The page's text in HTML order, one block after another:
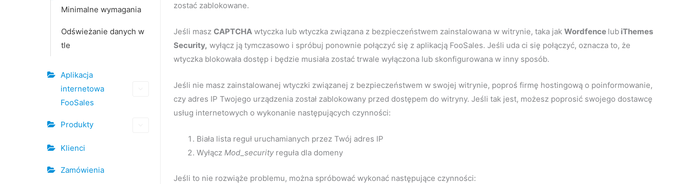
Minimalne wymagania
Odświeżanie danych w
tle
Aplikacja
internetowa
FooSales
Produkty
Klienci
Zamówienia
zostać zablokowane.
Jeśli masz CAPTCHA wtyczka lub wtyczka związana z bezpieczeństwem zainstalowana w witrynie, taka jak Wordfence lub iThemes
Security, wyłącz ją tymczasowo i spróbuj ponownie połączyć się z aplikacją FooSales. Jeśli uda ci się połączyć, oznacza to, że
wtyczka blokowała dostęp i będzie musiała zostać trwale wyłączona lub skonfigurowana w inny sposób.
Jeśli nie masz zainstalowanej wtyczki związanej z bezpieczeństwem w swojej witrynie, poproś firmę hostingową o poinformowanie,
czy adres IP Twojego urządzenia został zablokowany przed dostępem do witryny. Jeśli tak jest, możesz poprosić swojego dostawcę
usług internetowych o wykonanie następujących czynności:
Biała lista reguł uruchamianych przez Twój adres IP
Wyłącz Mod_security reguła dla domeny
Jeśli to nie rozwiąże problemu, można spróbować wykonać następujące czynności: